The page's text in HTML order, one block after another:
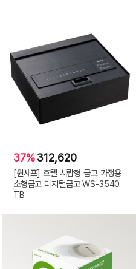
37%312,620
[윈세프] 호텔 서랍형 금고 가정용
소형금고 디지털금고 WS-3540
TB